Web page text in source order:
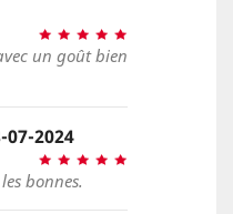
un goût bien
2024
bonnes.